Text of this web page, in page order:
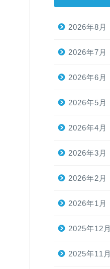
2026年8月
2026年7月
2026年6月
2026年5月
2026年4月
2026年3月
2026年2月
2026年1月
2025年12月
2025年11月